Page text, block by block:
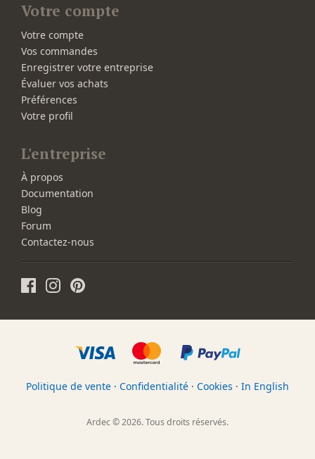
Votre compte
Votre compte
Vos commandes
Enregistrer votre entreprise
Évaluer vos achats
Préférences
Votre profil
L'entreprise
À propos
Documentation
Blog
Forum
Contactez-nous
Politique de vente · Confidentialité · Cookies · In English
Ardec © 2026. Tous droits réservés.